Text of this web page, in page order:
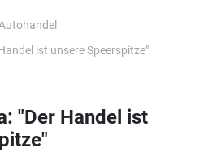
Autohandel
ist unsere Speerspitze"
"Der Handel ist